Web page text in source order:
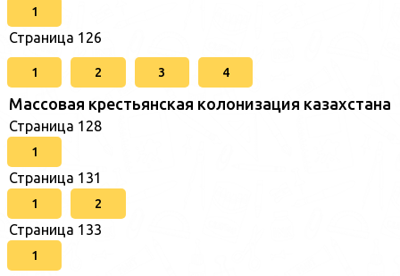
1
Страница 126
1 2 3 4
Массовая крестьянская колонизация казахстана
Страница 128
1
Страница 131
1 2
Страница 133
1